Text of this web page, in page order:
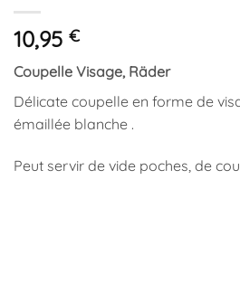
10,95 €
Coupelle Visage, Räder
Délicate coupelle en forme de
émaillée blanche .
Peut servir de vide poches, de